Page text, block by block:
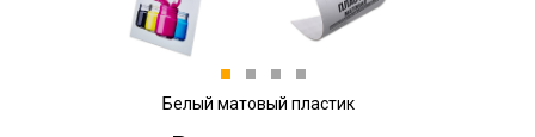
1 2 3
4
Белый матовый пластик